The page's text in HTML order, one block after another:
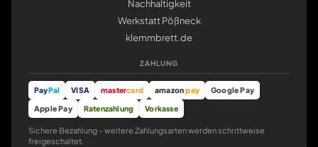
Nachhaltigkeit
Werkstatt Pößneck
klemmbrett.de
ZAHLUNG
PayPal VISA mastercard amazonpay
Google Pay
Apple Pay
Ratenzahlung Vorkasse
Sichere Bezahlung – weitere Zahlungsarten werden schrittweise
freigeschaltet.